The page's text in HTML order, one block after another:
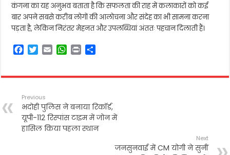
कंगना का यह अनुभव बताता है कि सफलता की राह में कलाकारों को कई
बार अपने सबसे करीब लोगों की आलोचना और संदेह का भी सामना करना
पड़ता है, लेकिन निरंतर मेहनत और उपलब्धियां अंततः पहचान दिलाती हैं।
F
e
o
o
k
T
t
e
r
E
i
W
t
A
p
p
P
n
r
Previous
भदोही पुलिस ने बनाया रिकॉर्ड,
यूपी-112 रिस्पांस टाइम में जोन में
हासिल किया पहला स्थान
Next
जनसुनवाई में CM योगी ने सुनीं